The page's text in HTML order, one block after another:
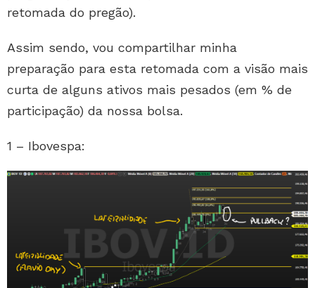
retomada do pregão).
Assim sendo, vou compartilhar minha
preparação para esta retomada com a visão mais
curta de alguns ativos mais pesados (em % de
participação) da nossa bolsa.
1 – Ibovespa: